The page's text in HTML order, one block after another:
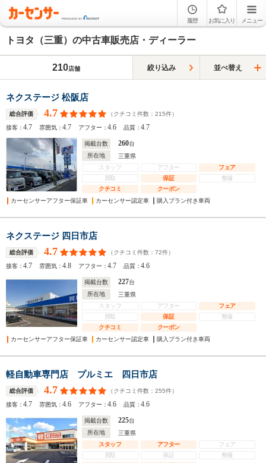
履歴 お気に入り メニュー
トヨタ（三重）の中古車販売店・ディーラー
210店舗 絞り込み 並べ替え
ネクステージ 松阪店
総合評価 4.7 （クチコミ件数： 215件）
接客：4.7 雰囲気：4.7 アフター：4.6 品質：4.7
掲載台数 260台
所在地
三重県
スタッフ
アフター
フェア
買取
保証
整備
クチコミ
クーポン
カーセンサーアフター保証車
カーセンサー認定車 購入プラン付き車両
ネクステージ 四日市店
総合評価 4.7 （クチコミ件数： 72件）
接客：4.7 雰囲気：4.8 アフター：4.7 品質：4.6
掲載台数 227台
所在地
三重県
スタッフ
アフター
フェア
買取
保証
整備
クチコミ
クーポン
カーセンサーアフター保証車
カーセンサー認定車 購入プラン付き車両
軽自動車専門店 プルミエ 四日市店
総合評価 4.7 （クチコミ件数： 255件）
接客：4.7 雰囲気：4.6 アフター：4.6 品質：4.6
掲載台数 225台
所在地
三重県
スタッフ
アフター
フェア
買取
保証
整備